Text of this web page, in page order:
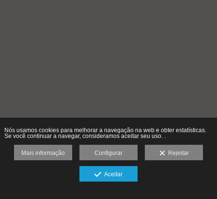
Nós usamos cookies para melhorar a navegação na web e obter estatísticas.
Se você continuar a navegar, consideramos aceitar seu uso. .
Mais informação Configurar Rejeitar
Aceitar